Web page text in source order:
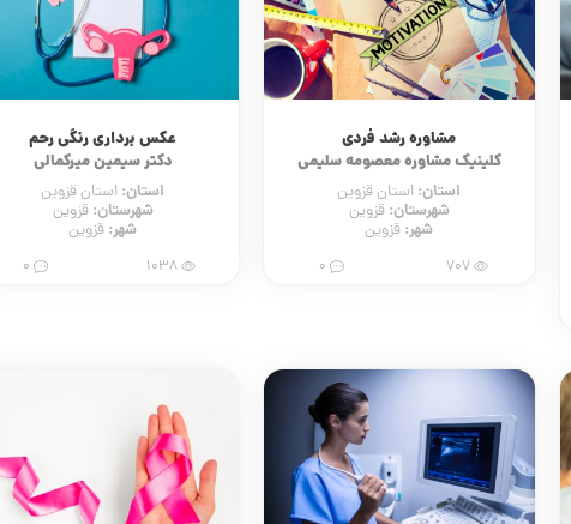
مشاوره رشد فردی
کلینیک مشاوره معصومه سلیمی
استان: استان قزوین
شهرستان:قزوین
شهر: قزوین
707
عکس برداری رنگی رحم
دکتر سیمین میرکمالی
استان: استان قزوین
شهرستان:قزوین
شهر: قزوین
1038